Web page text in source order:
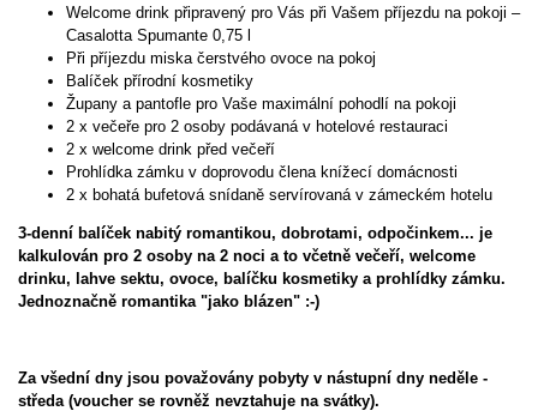
Welcome drink připravený pro Vás při Vašem příjezdu na pokoji –
Casalotta Spumante 0,75 l
Při příjezdu miska čerstvého ovoce na pokoj
Balíček přírodní kosmetiky
Župany a pantofle pro Vaše maximální pohodlí na pokoji
2 x večeře pro 2 osoby podávaná v hotelové restauraci
2 x welcome drink před večeří
Prohlídka zámku v doprovodu člena knížecí domácnosti
2 x bohatá bufetová snídaně servírovaná v zámeckém hotelu
3-denní balíček nabitý romantikou, dobrotami, odpočinkem... je
kalkulován pro 2 osoby na 2 noci a to včetně večeří, welcome
drinku, lahve sektu, ovoce, balíčku kosmetiky a prohlídky zámku.
Jednoznačně romantika "jako blázen" :-)
Za všední dny jsou považovány pobyty v nástupní dny neděle -
středa (voucher se rovněž nevztahuje na svátky).